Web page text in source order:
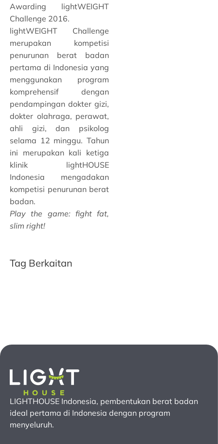
Awarding lightWEIGHT
Challenge 2016.
lightWEIGHT Challenge
merupakan kompetisi
penurunan berat badan
pertama di Indonesia yang
menggunakan program
komprehensif dengan
pendampingan dokter gizi,
dokter olahraga, perawat,
ahli gizi, dan psikolog
selama 12 minggu. Tahun
ini merupakan kali ketiga
klinik lightHOUSE
Indonesia mengadakan
kompetisi penurunan berat
badan.
Play the game: fight fat,
slim right!
Tag Berkaitan
LIGHTHOUSE Indonesia, pembentukan berat badan
ideal pertama di Indonesia dengan program
menyeluruh.